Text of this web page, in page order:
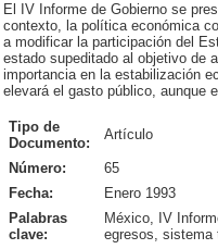
El IV Informe de Gobierno se
contexto, la política económica
a modificar la participación del
estado supeditado al objetivo de
importancia en la estabilización
elevará el gasto público, aunque
Tipo de
Documento:
Artículo
Número:
65
Fecha:
Enero 1993
Palabras
clave:
México, IV
egresos, sistema